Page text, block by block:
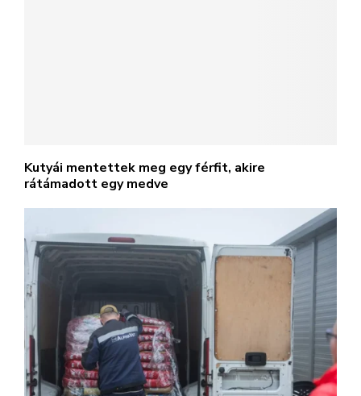
Kutyái mentettek meg egy férfit, akire
rátámadott egy medve